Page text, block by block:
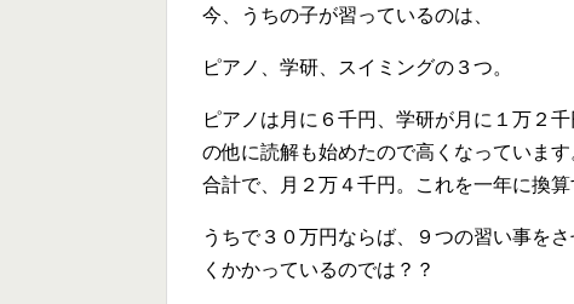
今、うちの子が習っているのは、
ピアノ、学研、スイミングの３つ。
ピアノは月に６千円、学研が月に１万２
の他に読解も始めたので高くなっています
合計で、月２万４千円。これを一年に換算
うちで３０万円ならば、９つの習い事を
くかかっているのでは？？